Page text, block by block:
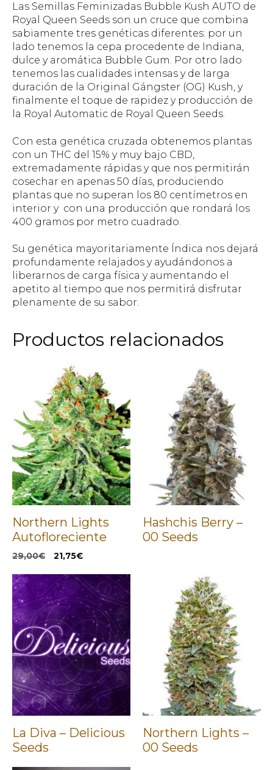
Las Semillas Feminizadas Bubble Kush AUTO de
Royal Queen Seeds son un cruce que combina
sabiamente tres genéticas diferentes: por un
lado tenemos la cepa procedente de Indiana,
dulce y aromática Bubble Gum. Por otro lado
tenemos las cualidades intensas y de larga
duración de la Original Gángster (OG) Kush, y
finalmente el toque de rapidez y producción de
la Royal Automatic de Royal Queen Seeds.
Con esta genética cruzada obtenemos plantas
con un THC del 15% y muy bajo CBD,
extremadamente rápidas y que nos permitirán
cosechar en apenas 50 días, produciendo
plantas que no superan los 80 centímetros en
interior y con una producción que rondará los
400 gramos por metro cuadrado.
Su genética mayoritariamente Índica nos dejará
profundamente relajados y ayudándonos a
liberarnos de carga física y aumentando el
apetito al tiempo que nos permitirá disfrutar
plenamente de su sabor.
Productos relacionados
Northern Lights
Autofloreciente
29,00€
El
original
era:
29,00€.
21,75€El
actual
es:
21,75€.
Hashchis Berry –
00 Seeds
La Diva – Delicious
Seeds
Northern Lights –
00 Seeds